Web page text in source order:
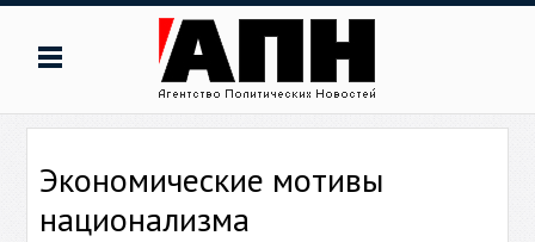
Экономические мотивы
национализма